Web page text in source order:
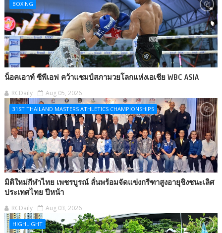
BOXING
น็อคเอาท์ ซีพีเอฟ คว้าแชมป์สภามวยโลกแห่งเอเชีย WBC ASIA
RCDaily Aug 05, 2026
31ST THAILAND MASTERS ATHLETICS CHAMPIONSHIPS
มิติใหม่กีฬาไทย เพชรบูรณ์ ลั่นพร้อมจัดแข่งกรีฑาสูงอายุชิงชนะเลิศ
ประเทศไทย ปีหน้า
RCDaily Aug 03, 2026
HIGHLIGHT